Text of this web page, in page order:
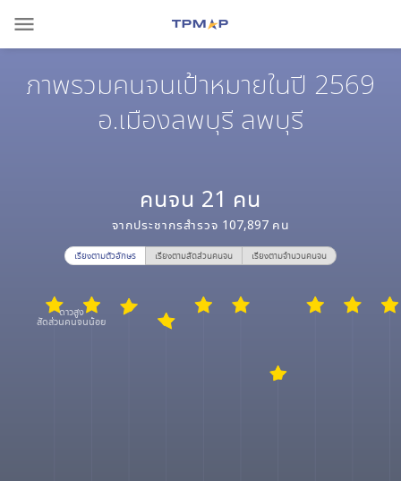
menu
ภาพรวมคนจนเป้าหมายในปี 2569
อ.เมืองลพบุรี ลพบุรี
คนจน 21 คน
จากประชากรสำรวจ 107,897 คน
เรียงตามตัวอักษร เรียงตามสัดส่วนคนจน เรียงตามจำนวนคนจน
ดาวสูง
สัดส่วนคนจนน้อย